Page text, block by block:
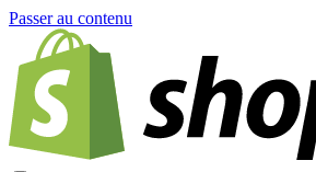
Passer au contenu